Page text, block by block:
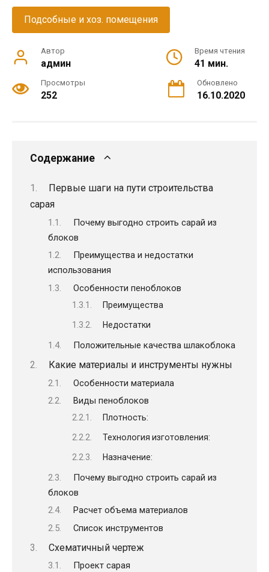
Подсобные и хоз. помещения
Автор
админ
Время чтения
41 мин.
Просмотры
252
Обновлено
16.10.2020
Содержание
Первые шаги на пути строительства
сарая
Почему выгодно строить сарай из
блоков
Преимущества и недостатки
использования
Особенности пеноблоков
Преимущества
Недостатки
Положительные качества шлакоблока
Какие материалы и инструменты нужны
Особенности материала
Виды пеноблоков
Плотность:
Технология изготовления:
Назначение:
Почему выгодно строить сарай из
блоков
Расчет объема материалов
Список инструментов
Схематичный чертеж
Проект сарая